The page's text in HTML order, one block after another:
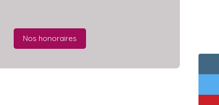
Nos honoraires